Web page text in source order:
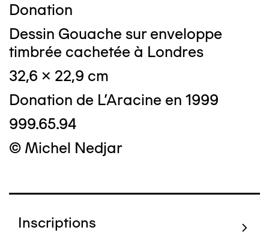
Donation
Dessin Gouache sur enveloppe
timbrée cachetée à Londres
32,6 x 22,9 cm
Donation de L'Aracine en 1999
999.65.94
© Michel Nedjar
Inscriptions